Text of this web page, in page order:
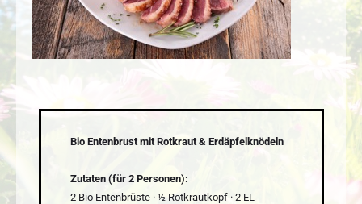
Bio Entenbrust mit Rotkraut & Erdäpfelknödeln
Zutaten (für 2 Personen):
2 Bio Entenbrüste · ½ Rotkrautkopf · 2 EL